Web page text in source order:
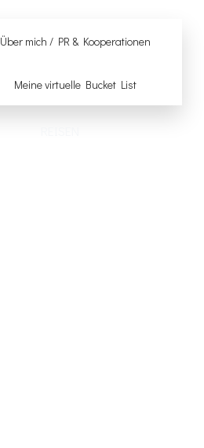
Über mich / PR & Kooperationen
Meine virtuelle Bucket List